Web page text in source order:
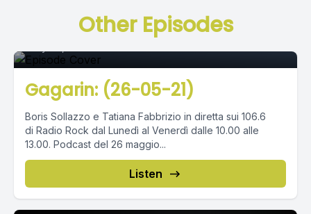
Other Episodes
Episode 0
Gagarin: (26-05-21)
Boris Sollazzo e Tatiana Fabbrizio in diretta sui 106.6
di Radio Rock dal Lunedì al Venerdì dalle 10.00 alle
13.00. Podcast del 26 maggio...
Listen